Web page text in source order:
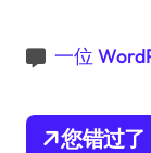
一位
您错过了